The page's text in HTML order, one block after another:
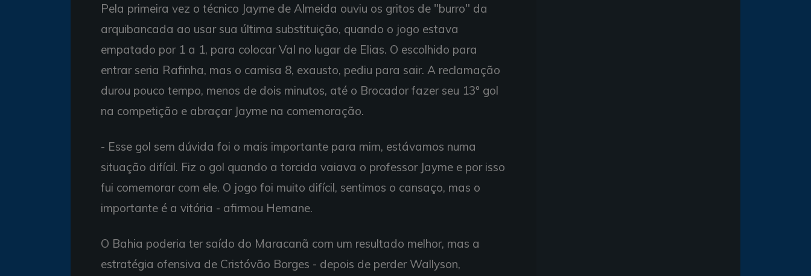
Pela primeira vez o técnico Jayme de Almeida ouviu os gritos de "burro" da
arquibancada ao usar sua última substituição, quando o jogo estava
empatado por 1 a 1, para colocar Val no lugar de Elias. O escolhido para
entrar seria Rafinha, mas o camisa 8, exausto, pediu para sair. A reclamação
durou pouco tempo, menos de dois minutos, até o Brocador fazer seu 13º gol
na competição e abraçar Jayme na comemoração.
- Esse gol sem dúvida foi o mais importante para mim, estávamos numa
situação difícil. Fiz o gol quando a torcida vaiava o professor Jayme e por isso
fui comemorar com ele. O jogo foi muito difícil, sentimos o cansaço, mas o
importante é a vitória - afirmou Hernane.
O Bahia poderia ter saído do Maracanã com um resultado melhor, mas a
estratégia ofensiva de Cristóvão Borges - depois de perder Wallyson,